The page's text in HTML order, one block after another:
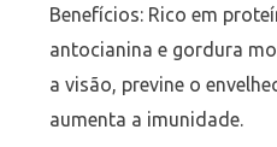
Benefícios: Rico em
antocianina e gordura
a visão, previne o
aumenta a imunidade.